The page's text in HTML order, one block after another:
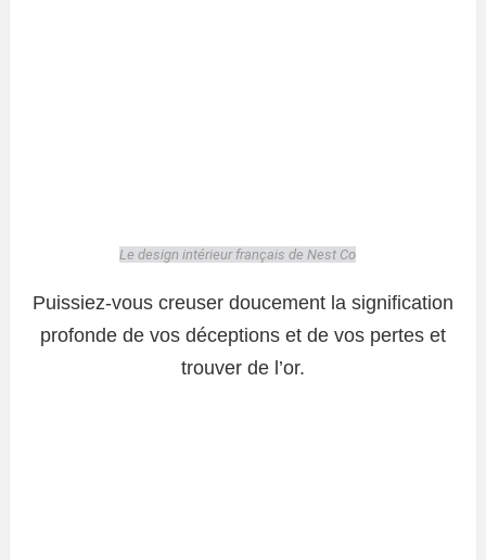
Le design intérieur français de Nest Co
Puissiez-vous creuser doucement la signification
profonde de vos déceptions et de vos pertes et
trouver de l’or.